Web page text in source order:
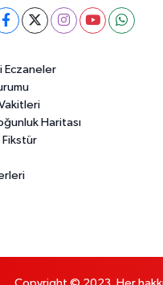
Eczaneler
Haritası
Fikstür